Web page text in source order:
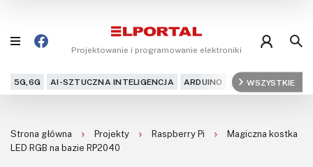
Projektowanie i programowanie elektroniki
5G,6G AI-SZTUCZNA INTELIGENCJA ARDUINO ARM AUDIO
WSZYSTKIE
Projekty
Strona główna Projekty Raspberry Pi
Magiczna kostka
LED RGB na bazie RP2040